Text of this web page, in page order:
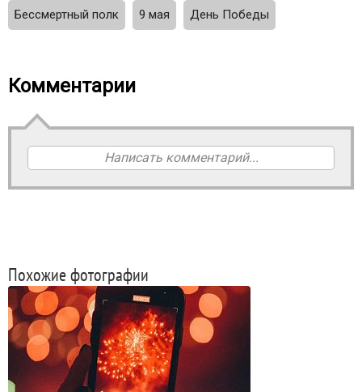
Бессмертный полк 9 мая День Победы
Комментарии
Написать комментарий...
Похожие фотографии